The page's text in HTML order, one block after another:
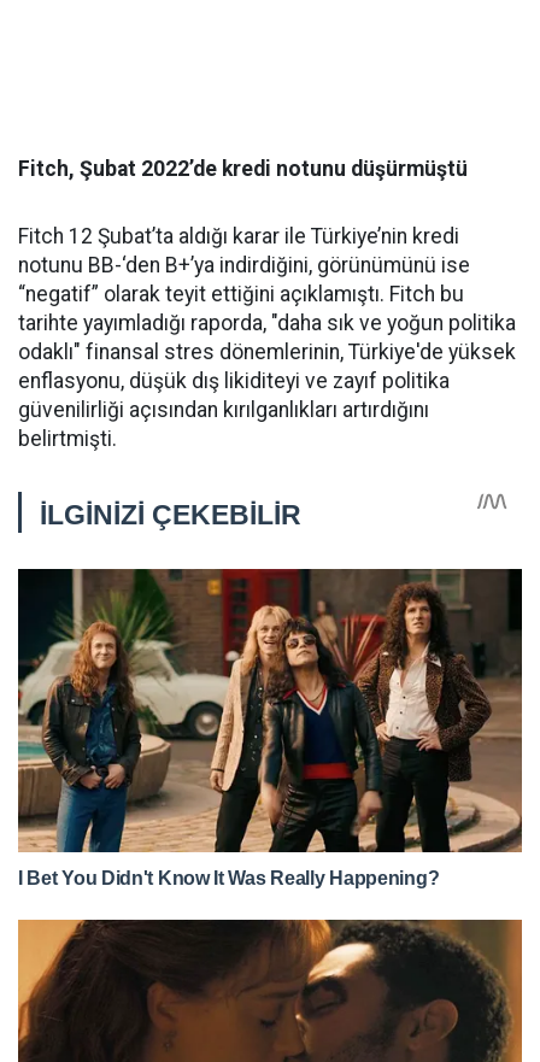
Fitch, Şubat 2022’de kredi notunu düşürmüştü
Fitch 12 Şubat’ta aldığı karar ile Türkiye’nin kredi
notunu BB-‘den B+’ya indirdiğini, görünümünü ise
“negatif” olarak teyit ettiğini açıklamıştı. Fitch bu
tarihte yayımladığı raporda, "daha sık ve yoğun politika
odaklı" finansal stres dönemlerinin, Türkiye'de yüksek
enflasyonu, düşük dış likiditeyi ve zayıf politika
güvenilirliği açısından kırılganlıkları artırdığını
belirtmişti.